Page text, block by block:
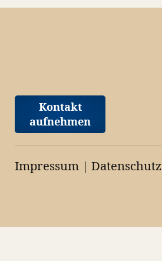
Kontakt
aufnehmen
Impressum | Datenschutz